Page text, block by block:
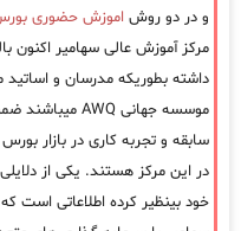
و در دو روش اموزش حضوری
داشته بطوریکه مدرسان و اساتید
سابقه و تجربه کاری در بازار
در این مرکز هستند. یکی از
خود بینظیر کرده اطلاعاتی است